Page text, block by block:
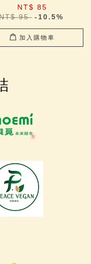
NT$ 85
95 -10.5%
加入購物車